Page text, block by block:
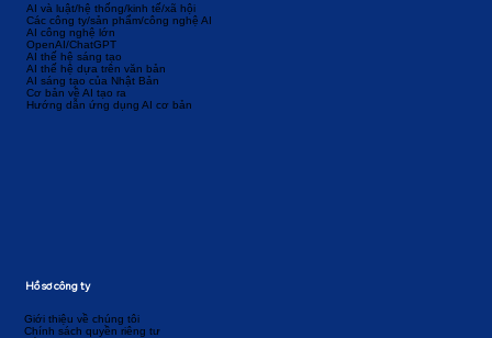
AI và luật/hệ thống/kinh tế/xã hội
Các công ty/sản phẩm/công nghệ AI
AI công nghệ lớn
OpenAI/ChatGPT
AI thế hệ sáng tạo
AI thế hệ dựa trên văn bản
AI sáng tạo của Nhật Bản
Cơ bản về AI tạo ra
Hướng dẫn ứng dụng AI cơ bản
Giới thiệu về chúng tôi
Chính sách quyền riêng tư
Hồ sơ công ty